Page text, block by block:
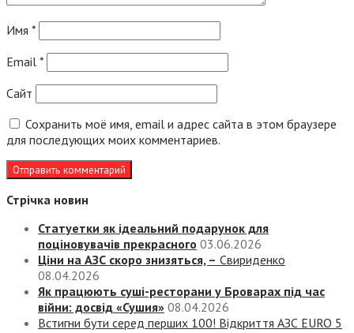
Имя *
Email *
Сайт
Сохранить моё имя, email и адрес сайта в этом браузере
для последующих моих комментариев.
Стрічка новин
Статуетки як ідеальний подарунок для
поціновувачів прекрасного 03.06.2026
Ціни на АЗС скоро знизяться, – Свириденко
08.04.2026
Як працюють суші-ресторани у Броварах під час
війни: досвід «Сушия» 08.04.2026
Встигни бути серед перших 100! Відкриття АЗС EURO 5